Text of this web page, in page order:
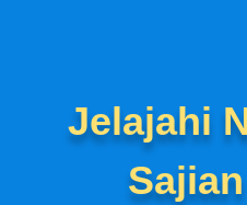
Jelajahi